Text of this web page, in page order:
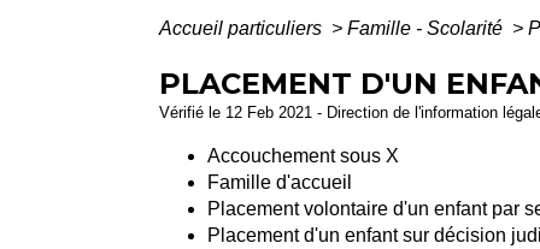
Accueil particuliers > Famille - Scolarité >
PLACEMENT D'UN
Vérifié le 12 Feb 2021 - Direction de l'information
Accouchement sous X
Famille d'accueil
Placement volontaire d'un enfant par
Placement d'un enfant sur décision